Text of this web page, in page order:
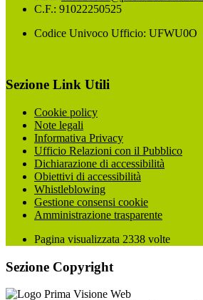
C.F.: 91022250525
Codice Univoco Ufficio: UFWU0O
Sezione Link Utili
Cookie policy
Note legali
Informativa Privacy
Ufficio Relazioni con il Pubblico
Dichiarazione di accessibilità
Obiettivi di accessibilità
Whistleblowing
Gestione consensi cookie
Amministrazione trasparente
Pagina visualizzata 2338 volte
Sezione Copyright